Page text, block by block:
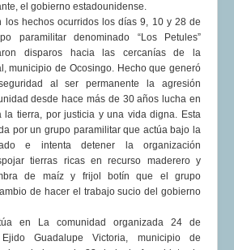
el gobierno estadounidense.
los hechos ocurridos los días 9, 10 y 28 de
paramilitar denominado “Los Petules”
disparos hacia las cercanías de la
municipio de Ocosingo. Hecho que generó
al ser permanente la agresión
desde hace más de 30 años lucha en
la tierra, por justicia y una vida digna. Esta
por un grupo paramilitar que actúa bajo la
e intenta detener la organización
tierras ricas en recurso maderero y
de maíz y frijol botín que el grupo
de hacer el trabajo sucio del gobierno
en La comunidad organizada 24 de
Guadalupe Victoria, municipio de